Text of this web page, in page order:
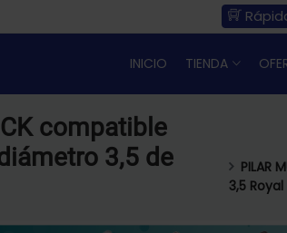
INICIO TIENDA
compatible
3,5 de
PILAR
3,5